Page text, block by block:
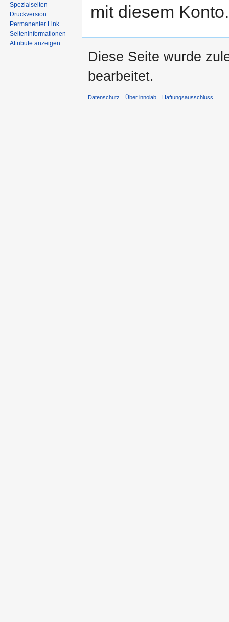
mit diesem Konto.
Spezialseiten
Druckversion
Permanenter Link
Seiten­informationen
Attribute anzeigen
Diese Seite wurde
bearbeitet.
Datenschutz Über innolab Haftungsausschluss